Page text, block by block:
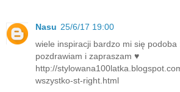
Nasu 25/6/17 19:00
wiele inspiracji bardzo mi się
pozdrawiam i zapraszam ♥
http://
wszystko-st-right.html